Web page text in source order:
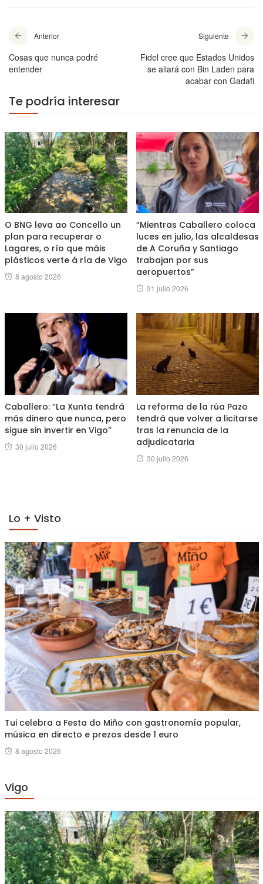
Anterior
Cosas que nunca podré
entender
Siguiente
Fidel cree que Estados Unidos
se aliará con Bin Laden para
acabar con Gadafi
Te podría interesar
O BNG leva ao Concello un
plan para recuperar o
Lagares, o río que máis
plásticos verte á ría de Vigo
Posted
8 agosto 2026
“Mientras Caballero coloca
luces en julio, las alcaldesas
de A Coruña y Santiago
trabajan por sus
aeropuertos”
Posted
31 julio 2026
Caballero: “La Xunta tendrá
más dinero que nunca, pero
sigue sin invertir en Vigo”
Posted
30 julio 2026
La reforma de la rúa Pazo
tendrá que volver a licitarse
tras la renuncia de la
adjudicataria
Posted
30 julio 2026
Lo + Visto
Tui celebra a Festa do Miño con gastronomía popular,
música en directo e prezos desde 1 euro
Posted
8 agosto 2026
Vigo